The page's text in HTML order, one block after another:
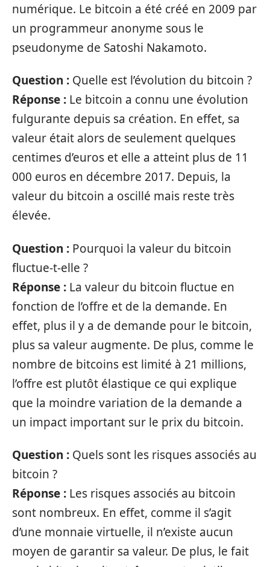
numérique. Le bitcoin a été créé en 2009 par
un programmeur anonyme sous le
pseudonyme de Satoshi Nakamoto.
Question : Quelle est l’évolution du bitcoin ?
Réponse : Le bitcoin a connu une évolution
fulgurante depuis sa création. En effet, sa
valeur était alors de seulement quelques
centimes d’euros et elle a atteint plus de 11
000 euros en décembre 2017. Depuis, la
valeur du bitcoin a oscillé mais reste très
élevée.
Question : Pourquoi la valeur du bitcoin
fluctue-t-elle ?
Réponse : La valeur du bitcoin fluctue en
fonction de l’offre et de la demande. En
effet, plus il y a de demande pour le bitcoin,
plus sa valeur augmente. De plus, comme le
nombre de bitcoins est limité à 21 millions,
l’offre est plutôt élastique ce qui explique
que la moindre variation de la demande a
un impact important sur le prix du bitcoin.
Question : Quels sont les risques associés au
bitcoin ?
Réponse : Les risques associés au bitcoin
sont nombreux. En effet, comme il s’agit
d’une monnaie virtuelle, il n’existe aucun
moyen de garantir sa valeur. De plus, le fait